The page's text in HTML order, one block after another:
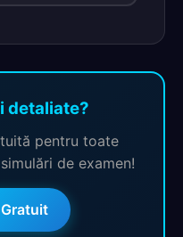
detaliate?
pentru toate
de examen!